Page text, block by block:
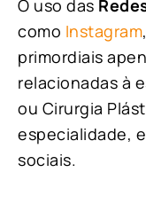
O uso das
como Instagram
primordiais
relacionadas à
ou Cirurgia
especialidade,
sociais.